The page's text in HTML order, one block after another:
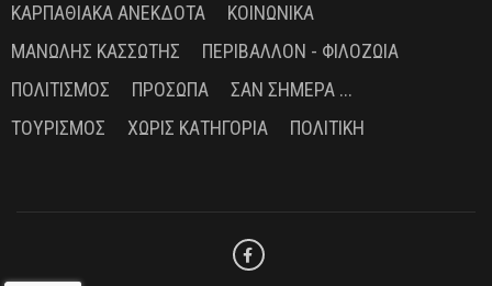
ΚΑΡΠΑΘΙΑΚΆ ΑΝΈΚΔΟΤΑ
ΚΟΙΝΩΝΙΚΆ
ΜΑΝΏΛΗΣ ΚΑΣΣΏΤΗΣ
ΠΕΡΙΒΆΛΛΟΝ - ΦΙΛΟΖΩΊΑ
ΠΟΛΙΤΙΣΜΌΣ
ΠΡΌΣΩΠΑ
ΣΑΝ ΣΉΜΕΡΑ ...
ΤΟΥΡΙΣΜΌΣ
ΧΩΡΊΣ ΚΑΤΗΓΟΡΊΑ ΠΟΛΙΤΙΚΉ